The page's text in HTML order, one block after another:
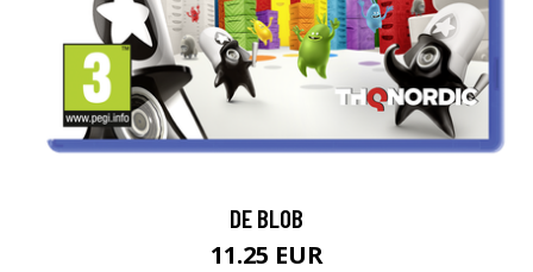
DE BLOB
11.25 EUR